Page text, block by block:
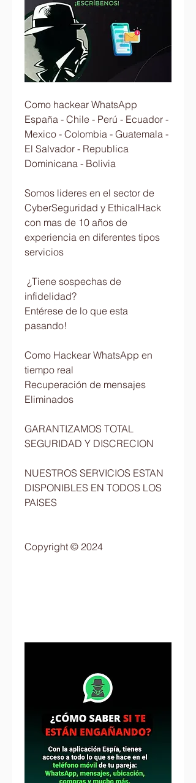
Como hackear WhatsApp
España - Chile - Perú - Ecuador -
Mexico - Colombia - Guatemala -
El Salvador - Republica
Dominicana - Bolivia
Somos lideres en el sector de
CyberSeguridad y EthicalHack
con mas de 10 años de
experiencia en diferentes tipos
servicios
infidelidad?
Entérese de lo que esta
pasando!
Como Hackear WhatsApp en
tiempo real
Recuperación de mensajes
Eliminados
GARANTIZAMOS TOTAL
NUESTROS SERVICIOS ESTAN
DISPONIBLES EN TODOS LOS
PAISES
Copyright © 2024